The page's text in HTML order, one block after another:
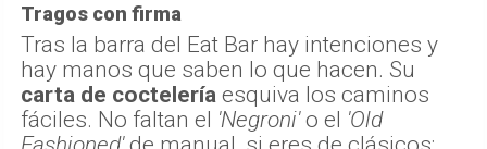
Tragos con firma
Tras la barra del Eat Bar hay intenciones y
hay manos que saben lo que hacen. Su
carta de coctelería esquiva los caminos
fáciles. No faltan el 'Negroni'o el 'Old